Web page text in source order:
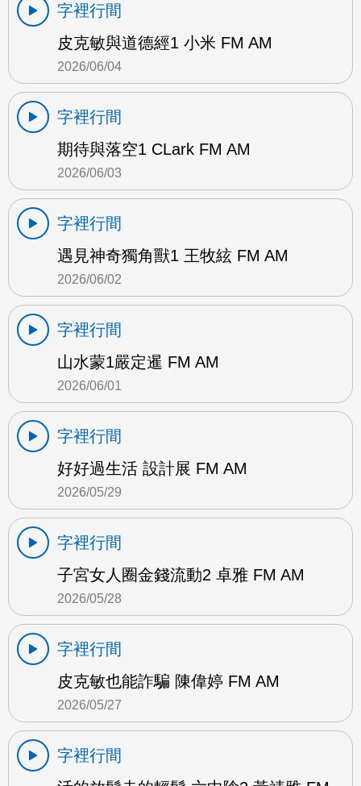
字裡行間
皮克敏與道德經1 小米 FM AM
2026/06/04
字裡行間
期待與落空1 CLark FM AM
2026/06/03
字裡行間
遇見神奇獨角獸1 王牧絃 FM AM
2026/06/02
字裡行間
山水蒙1嚴定暹 FM AM
2026/06/01
字裡行間
好好過生活 設計展 FM AM
2026/05/29
字裡行間
子宮女人圈金錢流動2 卓雅 FM AM
2026/05/28
字裡行間
皮克敏也能詐騙 陳偉婷 FM AM
2026/05/27
字裡行間